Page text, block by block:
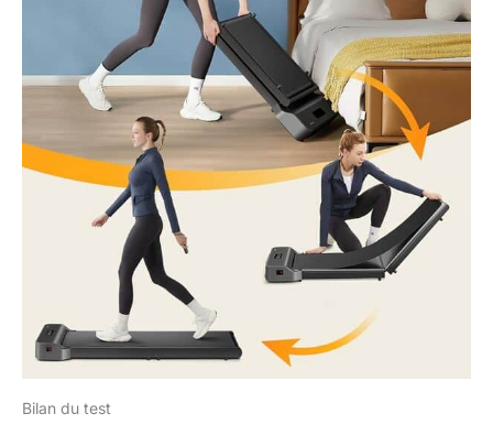
Bilan du test